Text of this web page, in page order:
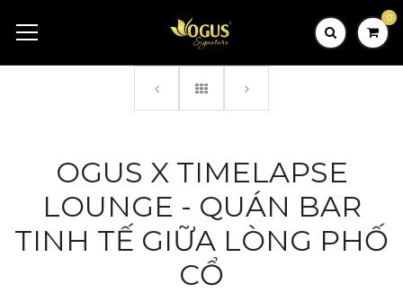
0
OGUS X TIMELAPSE
LOUNGE - QUÁN BAR
TINH TẾ GIỮA LÒNG PHỐ
CỔ